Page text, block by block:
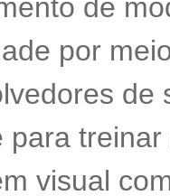
de
por
de
para
visual